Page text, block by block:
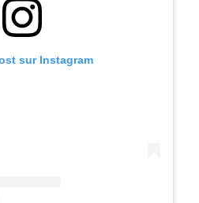
sur Instagram